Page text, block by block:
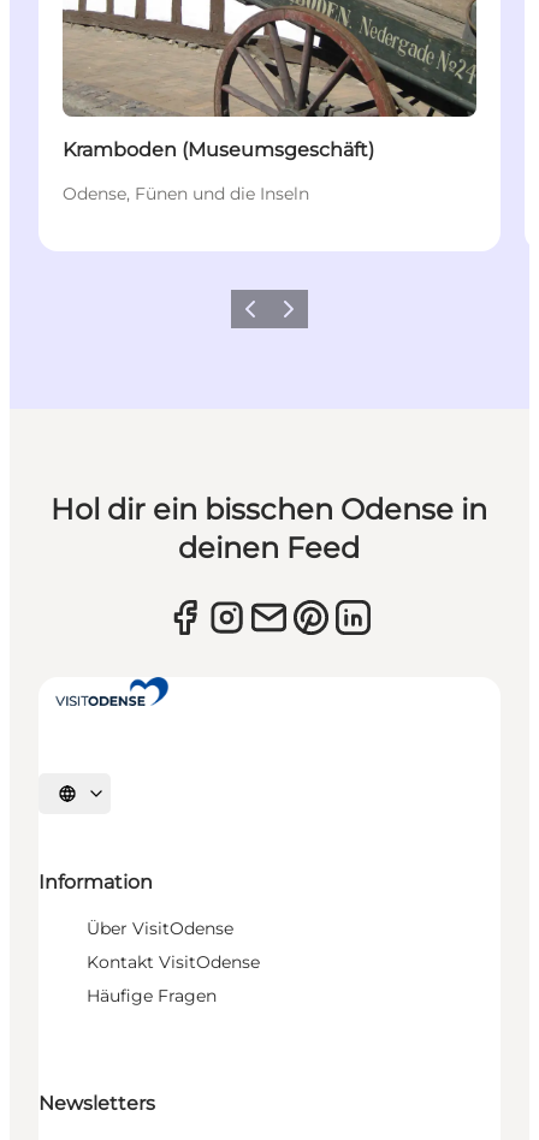
Kramboden (Museumsgeschäft)
Odense, Fünen und die Inseln
ZurückWeiter
Hol dir ein bisschen Odense in
deinen Feed
Sprache auswählen
Information
Über VisitOdense
Kontakt VisitOdense
Häufige Fragen
Newsletters